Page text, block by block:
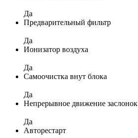
Да
Предварительный фильтр
Да
Ионизатор воздуха
Да
Самоочистка внут блока
Да
Непрерывное движение заслонок
Да
Авторестарт